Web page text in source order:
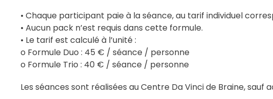
• Chaque participant paie à la séance, au tarif individuel
• Aucun pack n’est requis dans cette formule.
• Le tarif est calculé à l’unité :
o Formule Duo : 45 € / séance / personne
o Formule Trio : 40 € / séance / personne
Les séances sont réalisées au Centre Da Vinci de Braine, sauf